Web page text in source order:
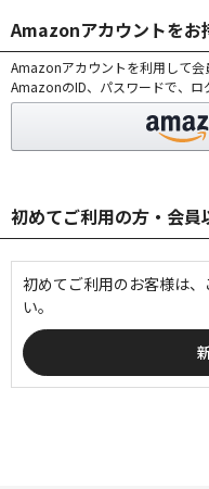
Amazonアカウントをお
Amazonアカウントを利用して会
AmazonのID、パスワードで、ロ
初めてご利用の方・会員
初めてご利用のお客様は
い。